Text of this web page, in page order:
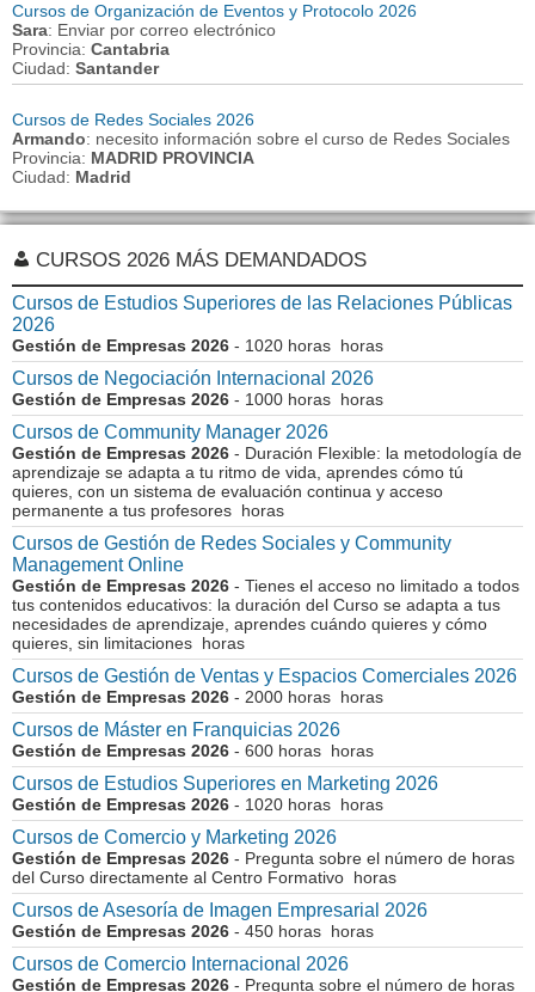
Cursos de Organización de Eventos y Protocolo 2026
Sara: Enviar por correo electrónico
Provincia: Cantabria
Ciudad: Santander
Cursos de Redes Sociales 2026
Armando: necesito información sobre el curso de Redes Sociales
Provincia: MADRID PROVINCIA
Ciudad: Madrid
CURSOS 2026 MÁS DEMANDADOS
Cursos de Estudios Superiores de las Relaciones Públicas
2026
Gestión de Empresas 2026 - 1020 horas horas
Cursos de Negociación Internacional 2026
Gestión de Empresas 2026 - 1000 horas horas
Cursos de Community Manager 2026
Gestión de Empresas 2026 - Duración Flexible: la metodología de
aprendizaje se adapta a tu ritmo de vida, aprendes cómo tú
quieres, con un sistema de evaluación continua y acceso
permanente a tus profesores horas
Cursos de Gestión de Redes Sociales y Community
Management Online
Gestión de Empresas 2026 - Tienes el acceso no limitado a todos
tus contenidos educativos: la duración del Curso se adapta a tus
necesidades de aprendizaje, aprendes cuándo quieres y cómo
quieres, sin limitaciones horas
Cursos de Gestión de Ventas y Espacios Comerciales 2026
Gestión de Empresas 2026 - 2000 horas horas
Cursos de Máster en Franquicias 2026
Gestión de Empresas 2026 - 600 horas horas
Cursos de Estudios Superiores en Marketing 2026
Gestión de Empresas 2026 - 1020 horas horas
Cursos de Comercio y Marketing 2026
Gestión de Empresas 2026 - Pregunta sobre el número de horas
del Curso directamente al Centro Formativo horas
Cursos de Asesoría de Imagen Empresarial 2026
Gestión de Empresas 2026 - 450 horas horas
Cursos de Comercio Internacional 2026
Gestión de Empresas 2026 - Pregunta sobre el número de horas